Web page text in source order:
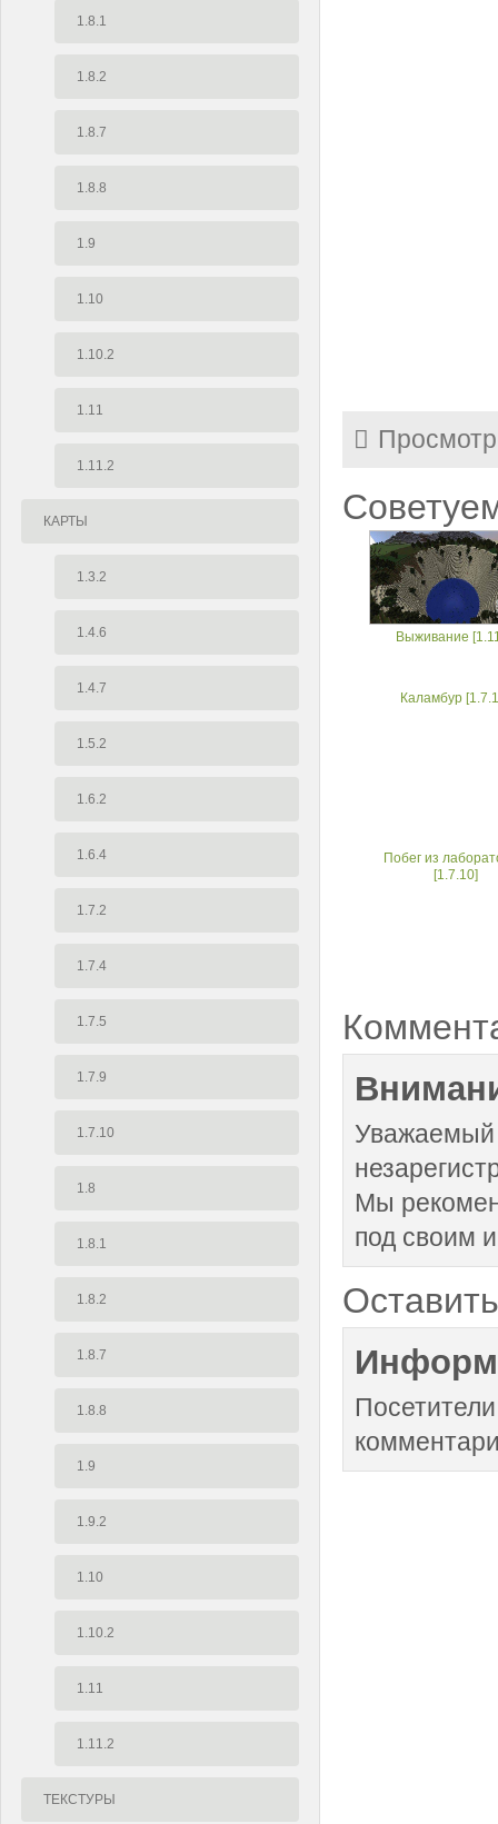
1.8.1
1.8.2
1.8.7
1.8.8
1.9
1.10
1.10.2
1.11
1.11.2
КАРТЫ
1.3.2
1.4.6
1.4.7
1.5.2
1.6.2
1.6.4
1.7.2
1.7.4
1.7.5
1.7.9
1.7.10
1.8
1.8.1
1.8.2
1.8.7
1.8.8
1.9
1.9.2
1.10
1.10.2
1.11
1.11.2
ТЕКСТУРЫ
Выживание
Каламбур
Побег из
[1.7.10]
Уважаемый
Мы
под своим